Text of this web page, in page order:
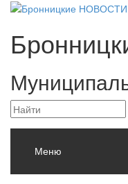
Меню